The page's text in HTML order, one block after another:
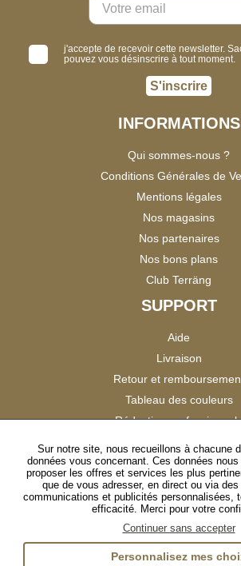
j'accepte de recevoir cette newsletter.
pouvez vous désinscrire à tout moment.
S'inscrire
INFORMATIONS
Qui sommes-nous ?
Conditions Générales de
Mentions légales
Nos magasins
Nos partenaires
Nos bons plans
Club Terräng
SUPPORT
Aide
Livraison
Retour et
Tableau des couleurs
Réduction
Satisfaction Clients
SUIVEZ-NOUS
Sur notre site, nous recueillons à chacune
données vous concernant. Ces données
proposer les offres et services les plus
que de vous adresser, en direct ou via
communications et publicités personnalisées,
efficacité. Merci pour votre
Continuer sans accepter
Personnalisez mes